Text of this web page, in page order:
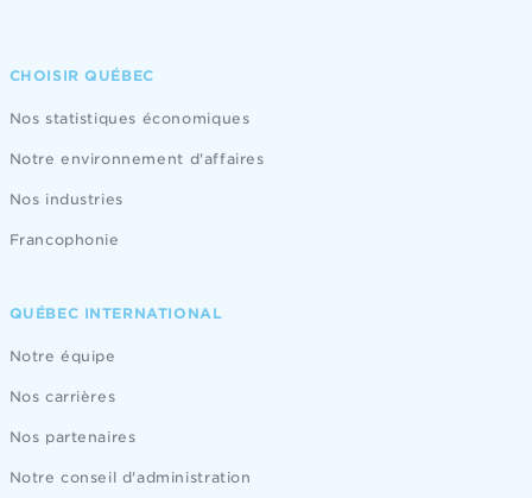
CHOISIR QUÉBEC
Nos statistiques économiques
Notre environnement d'affaires
Nos industries
Francophonie
QUÉBEC INTERNATIONAL
Notre équipe
Nos carrières
Nos partenaires
Notre conseil d'administration